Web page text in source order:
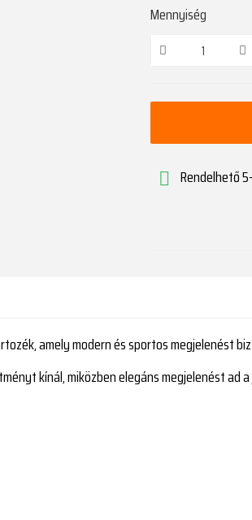
Mennyiség
 Rendelhető
amely modern és sportos megjelenést
kínál, miközben elegáns megjelenést ad